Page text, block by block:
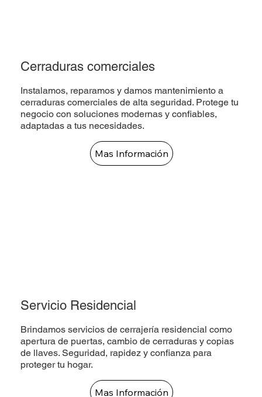
Cerraduras comerciales
Instalamos, reparamos y damos mantenimiento a
cerraduras comerciales de alta seguridad. Protege tu
negocio con soluciones modernas y confiables,
adaptadas a tus necesidades.
Mas Información
Servicio Residencial
Brindamos servicios de cerrajería residencial como
apertura de puertas, cambio de cerraduras y copias
de llaves. Seguridad, rapidez y confianza para
proteger tu hogar.
Mas Información